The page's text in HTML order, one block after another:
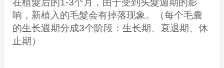
在植髮后的1-3个月，由于受到头髮週期的影
响，新植入的毛髮会有掉落现象。（每个毛囊
的生长週期分成3个阶段：生长期、衰退期、休
止期）